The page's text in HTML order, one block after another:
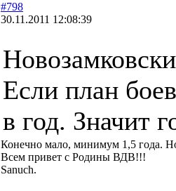
#798
30.11.2011 12:08:39
Если план
в год. Значит
Конечно мало, минимум 1,5 года.
Всем привет с Родины ВДВ!!!
Sanuch.